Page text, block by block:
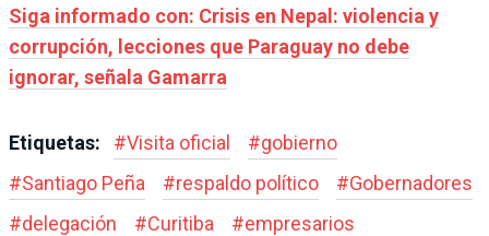
Siga informado con: Crisis en Nepal: violencia y
corrupción, lecciones que Paraguay no debe
ignorar, señala Gamarra
Etiquetas: #Visita oficial #gobierno
#Santiago Peña #respaldo político #Gobernadores
#delegación #Curitiba #empresarios